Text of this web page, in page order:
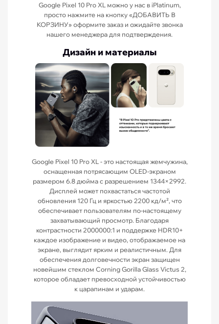
Google Pixel 10 Pro XL можно у нас в iPlatinum,
просто нажмите на кнопку «ДОБАВИТЬ В
КОРЗИНУ» оформите заказ и ожидайте звонка
нашего менеджера для подтверждения.
Дизайн и материалы
Google Pixel 10 Pro XL - это настоящая жемчужина,
оснащенная потрясающим OLED-экраном
размером 6.8 дюйма с разрешением 1344×2992.
Дисплей может похвастаться частотой
обновления 120 Гц и яркостью 2200 кд/м², что
обеспечивает пользователям по-настоящему
захватывающий просмотр. Благодаря
контрастности 2000000:1 и поддержке HDR10+
каждое изображение и видео, отображаемое на
экране, выглядит ярким и реалистичным. Для
обеспечения долговечности экран защищен
новейшим стеклом Corning Gorilla Glass Victus 2,
которое обладает превосходной устойчивостью
к царапинам и ударам.